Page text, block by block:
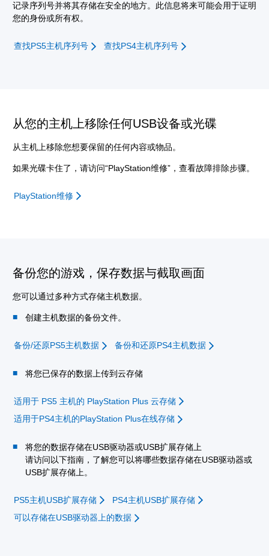
记录序列号并将其存储在安全的地方。此信息将来可能会用于证明
您的身份或所有权。
查找PS5主机序列号 查找PS4主机序列号
从您的主机上移除任何USB设备或光碟
从主机上移除您想要保留的任何内容或物品。
如果光碟卡住了，请访问“PlayStation维修”，查看故障排除步骤。
PlayStation维修
备份您的游戏，保存数据与截取画面
您可以通过多种方式存储主机数据。
创建主机数据的备份文件。
备份/还原PS5主机数据 备份和还原PS4主机数据
将您已保存的数据上传到云存储
适用于 PS5 主机的 PlayStation Plus 云存储
适用于PS4主机的PlayStation Plus在线存储
将您的数据存储在USB驱动器或USB扩展存储上
请访问以下指南，了解您可以将哪些数据存储在USB驱动器或
USB扩展存储上。
PS5主机USB扩展存储
PS4主机USB扩展存储
可以存储在USB驱动器上的数据